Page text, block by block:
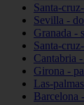
Santa-
Sevilla -
Granada -
Santa-
Cantabria
Girona -
Las-
Barcelona